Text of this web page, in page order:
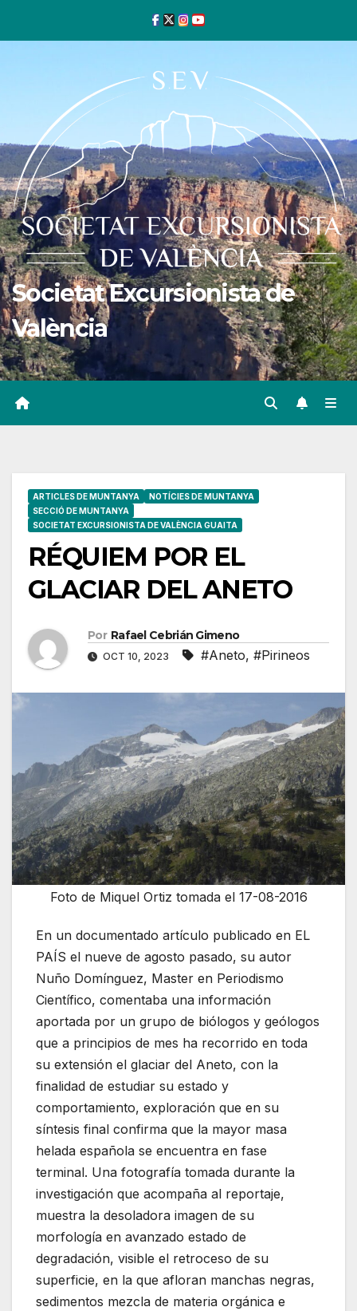
Societat Excursionista de
València
ARTICLES DE MUNTANYA
NOTÍCIES DE MUNTANYA
SECCIÓ DE MUNTANYA
SOCIETAT EXCURSIONISTA DE VALÈNCIA GUAITA
RÉQUIEM POR EL
GLACIAR DEL ANETO
Por Rafael Cebrián Gimeno
OCT 10, 2023 #Aneto, #Pirineos
Foto de Miquel Ortiz tomada el 17-08-2016
En un documentado artículo publicado en EL
PAÍS el nueve de agosto pasado, su autor
Nuño Domínguez, Master en Periodismo
Científico, comentaba una información
aportada por un grupo de biólogos y geólogos
que a principios de mes ha recorrido en toda
su extensión el glaciar del Aneto, con la
finalidad de estudiar su estado y
comportamiento, exploración que en su
síntesis final confirma que la mayor masa
helada española se encuentra en fase
terminal. Una fotografía tomada durante la
investigación que acompaña al reportaje,
muestra la desoladora imagen de su
morfología en avanzado estado de
degradación, visible el retroceso de su
superficie, en la que afloran manchas negras,
sedimentos mezcla de materia orgánica e